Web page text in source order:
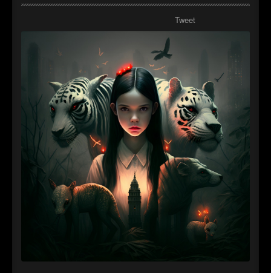
► Rattenfänger
Oberer Totpunkt
► Dia De Los Muertos
Oberer Totpunkt
► Alltag macht tot
Oberer Totpunkt
► Die Krieger
Oberer Totpunkt
► Imperator
Oberer Totpunkt
► Maschinenherz
Oberer Totpunkt
Der Siebte Tag
Oberer Totpunkt
Langfristig gesehen (sind wir alle tot)
Tweet